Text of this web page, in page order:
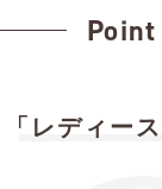
Point
「レディース